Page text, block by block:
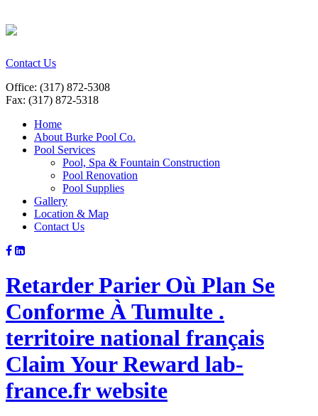
Contact Us
Office: (317) 872-5308
Fax: (317) 872-5318
Home
About Burke Pool Co.
Pool Services
Pool, Spa & Fountain Construction
Pool Renovation
Pool Supplies
Gallery
Location & Map
Contact Us
Retarder Parier Où Plan Se
Conforme À Tumulte .
territoire national français
Claim Your Reward lab-
france.fr website